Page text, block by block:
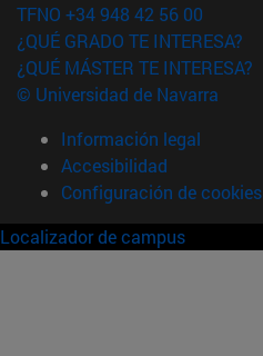
TFNO +34 948 42 56 00
¿QUÉ GRADO TE INTERESA?
¿QUÉ MÁSTER TE INTERESA?
© Universidad de Navarra
Información legal
Accesibilidad
Configuración de cookies
Localizador de campus